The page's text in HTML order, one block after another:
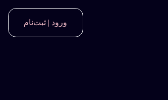
ورود | ثبت‌نام